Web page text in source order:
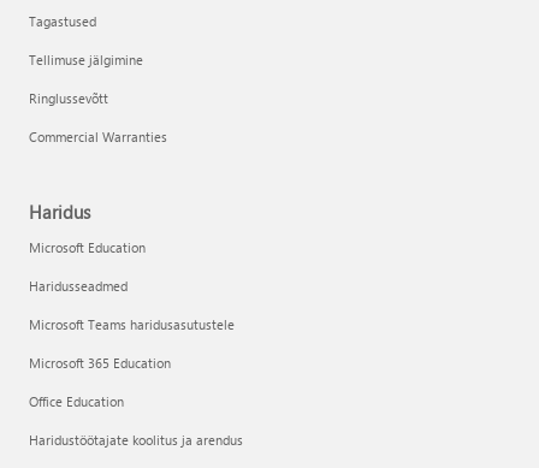
Tagastused
Tellimuse jälgimine
Ringlussevõtt
Commercial Warranties
Haridus
Microsoft Education
Haridusseadmed
Microsoft Teams haridusasutustele
Microsoft 365 Education
Office Education
Haridustöötajate koolitus ja arendus